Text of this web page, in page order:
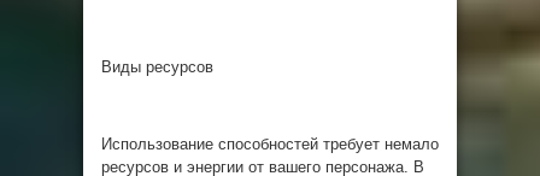
Виды ресурсов
Использование способностей требует немало
ресурсов и энергии от вашего персонажа. В